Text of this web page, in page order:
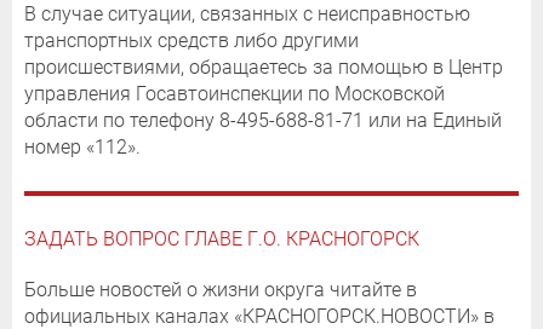
В случае ситуации, связанных с неисправностью
транспортных средств либо другими
происшествиями, обращаетесь за помощью в Центр
управления Госавтоинспекции по Московской
области по телефону 8-495-688-81-71 или на Единый
номер «112».
ЗАДАТЬ ВОПРОС ГЛАВЕ Г.О. КРАСНОГОРСК
Больше новостей о жизни округа читайте в
официальных каналах «КРАСНОГОРСК.НОВОСТИ» в